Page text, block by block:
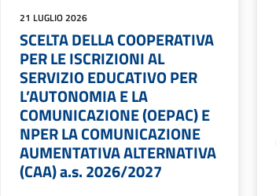
21 LUGLIO 2026
SCELTA DELLA COOPERATIVA
PER LE ISCRIZIONI AL
SERVIZIO EDUCATIVO PER
L’AUTONOMIA E LA
COMUNICAZIONE (OEPAC) E
NPER LA COMUNICAZIONE
AUMENTATIVA ALTERNATIVA
(CAA) a.s. 2026/2027